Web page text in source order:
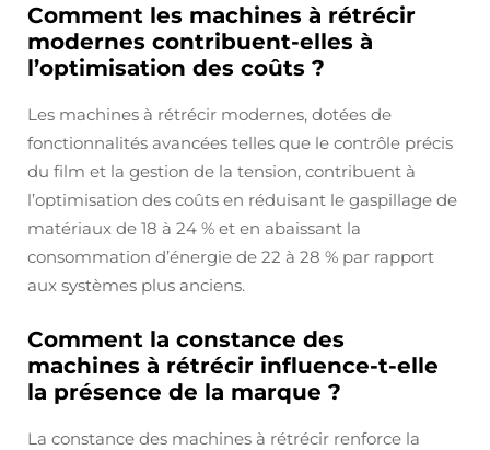
Comment les machines à rétrécir
modernes contribuent-elles à
l’optimisation des coûts ?
Les machines à rétrécir modernes, dotées de
fonctionnalités avancées telles que le contrôle précis
du film et la gestion de la tension, contribuent à
l’optimisation des coûts en réduisant le gaspillage de
matériaux de 18 à 24 % et en abaissant la
consommation d’énergie de 22 à 28 % par rapport
aux systèmes plus anciens.
Comment la constance des
machines à rétrécir influence-t-elle
la présence de la marque ?
La constance des machines à rétrécir renforce la